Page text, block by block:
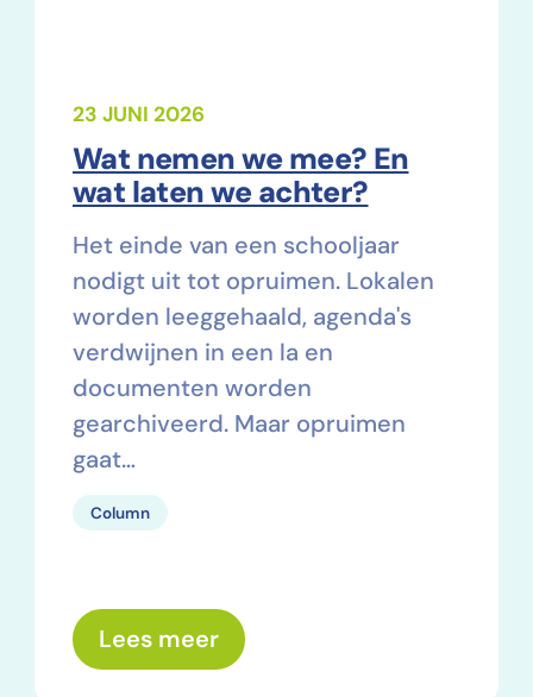
Wat nemen we mee? En
wat laten we achter?
23 JUNI 2026
Het einde van een schooljaar
nodigt uit tot opruimen. Lokalen
worden leeggehaald, agenda's
verdwijnen in een la en
documenten worden
gearchiveerd. Maar opruimen
gaat…
Column
Lees meerover: Wat nemen we mee?